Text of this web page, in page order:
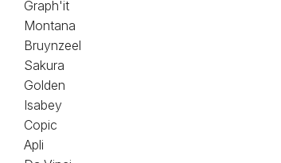
Graph'it
Montana
Bruynzeel
Sakura
Golden
Isabey
Copic
Apli